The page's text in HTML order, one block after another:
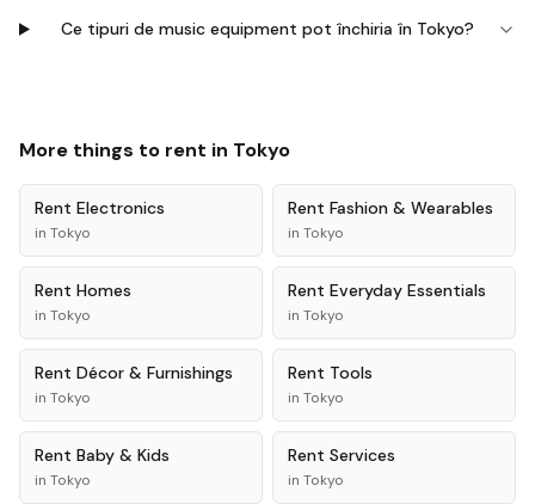
Ce tipuri de music equipment pot închiria în Tokyo?
More things to rent in Tokyo
Rent Electronics
in Tokyo
Rent Fashion & Wearables
in Tokyo
Rent Homes
in Tokyo
Rent Everyday Essentials
in Tokyo
Rent Décor & Furnishings
in Tokyo
Rent Tools
in Tokyo
Rent Baby & Kids
in Tokyo
Rent Services
in Tokyo